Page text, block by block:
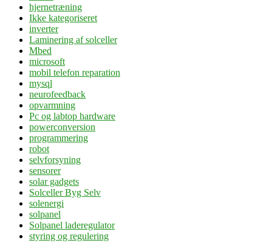
hjernetræning
Ikke kategoriseret
inverter
Laminering af solceller
Mbed
microsoft
mobil telefon reparation
mysql
neurofeedback
opvarmning
Pc og labtop hardware
powerconversion
programmering
robot
selvforsyning
sensorer
solar gadgets
Solceller Byg Selv
solenergi
solpanel
Solpanel laderegulator
styring og regulering